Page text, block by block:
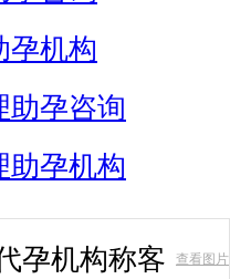
孕机构
助孕咨询
助孕机构
孕机构称客
查看图片